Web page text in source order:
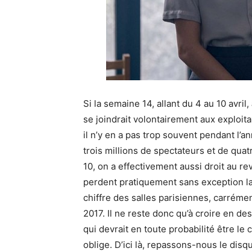
Si la semaine 14, allant du 4 au 10
se joindrait volontairement aux
il n’y en a pas trop souvent pendant
trois millions de spectateurs et de
10, on a effectivement aussi droit au
perdent pratiquement sans exception
chiffre des salles parisiennes,
2017. Il ne reste donc qu’à croire en
qui devrait en toute probabilité être le
oblige. D’ici là, repassons-nous le